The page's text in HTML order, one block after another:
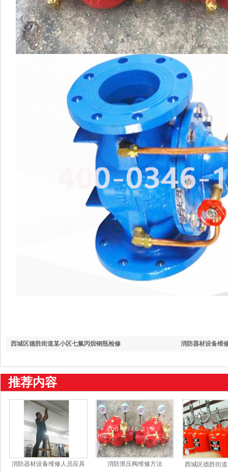
消防器材设备维
西城区德胜街道某小区七氟丙烷钢瓶检修
推荐内容
消防器材设备维修人员应具
消防泄压阀维修方法
西城区德胜街